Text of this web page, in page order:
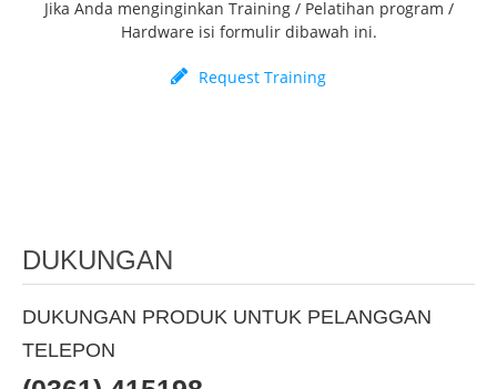
Jika Anda menginginkan Training / Pelatihan program /
Hardware isi formulir dibawah ini.
Request Training
DUKUNGAN
DUKUNGAN PRODUK UNTUK PELANGGAN
TELEPON